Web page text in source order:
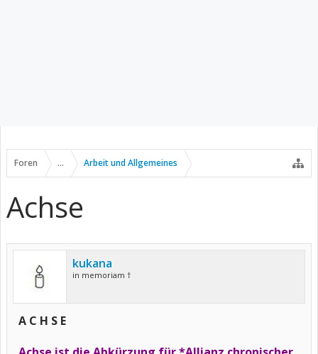
Foren ... Arbeit und Allgemeines
Achse
kukana
in memoriam †
A C H S E